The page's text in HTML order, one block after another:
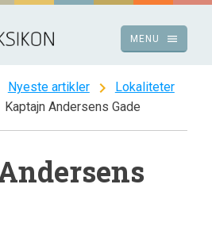
menu
MENU
Nyeste artikler chevron_right Lokaliteter
Kaptajn Andersens Gade